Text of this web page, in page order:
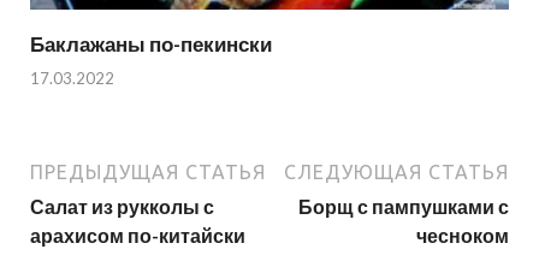
Баклажаны по-пекински
17.03.2022
ПРЕДЫДУЩАЯ СТАТЬЯ
Салат из рукколы с
арахисом по-китайски
СЛЕДУЮЩАЯ СТАТЬЯ
Борщ с пампушками с
чесноком